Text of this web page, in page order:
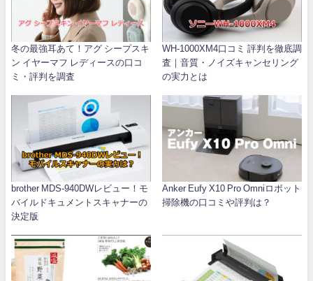
冬の最強耳あて！アグ シープスキ
ン イヤーマフ レディースの口コ
ミ・評判を調査
WH-1000XM4口コミ 評判を徹底調
査｜音質・ノイズキャンセリング
の実力とは
brother MDS-940DWレビュー！モ
バイルドキュメントスキャナーの
決定版
Anker Eufy X10 Pro Omniロボット
掃除機の口コミや評判は？